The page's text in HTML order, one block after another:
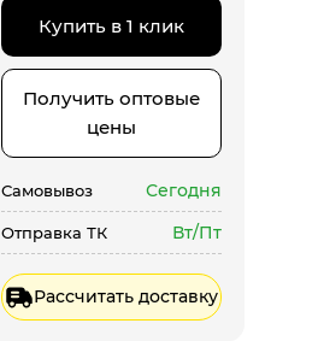
Купить в 1 клик
Получить оптовые
цены
Самовывоз Сегодня
Отправка ТК Вт/Пт
Рассчитать доставку